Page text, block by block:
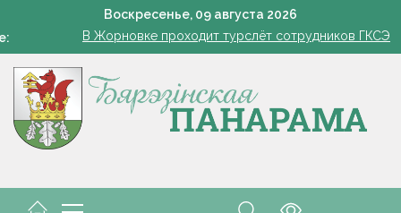
Воскресенье, 09 августа 2026
Всего 1 грамм на ведро — и пустоцветов как не
В Жорновке проходит турслёт сотрудников ГКСЭ
101 год — целая эпоха!
Белоруска Орел завоевала серебро чемпионата Европы по
Всего 1 грамм на ведро — и пустоцветов как не
101 год — целая эпоха!